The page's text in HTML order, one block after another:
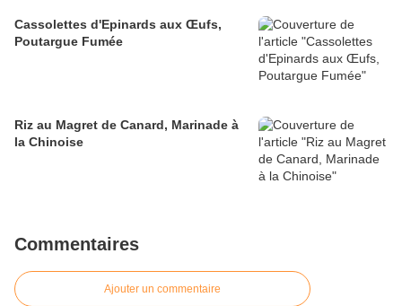
Cassolettes d'Epinards aux Œufs,
Poutargue Fumée
Riz au Magret de Canard, Marinade à
la Chinoise
Commentaires
Ajouter un commentaire